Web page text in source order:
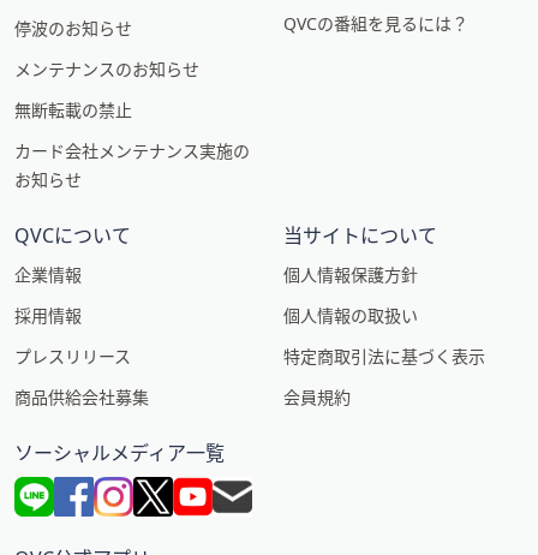
停波のお知らせ
メンテナンスのお知らせ
無断転載の禁止
カード会社メンテナンス実施の
お知らせ
QVCの番組を見るには？
QVCについて
企業情報
採用情報
プレスリリース
商品供給会社募集
当サイトについて
個人情報保護方針
個人情報の取扱い
特定商取引法に基づく表示
会員規約
ソーシャルメディア一覧